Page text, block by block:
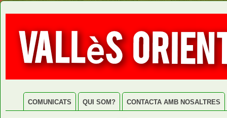
COMUNICATS QUI SOM? CONTACTA AMB NOSALTRES